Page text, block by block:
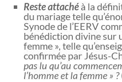
Reste attachéà la
du mariage telle
Synode de l’EERV
bénédiction divine sur
femme », telle
confirmée par Jésus-
pas lu qu’au
l’homme et la femme » ?